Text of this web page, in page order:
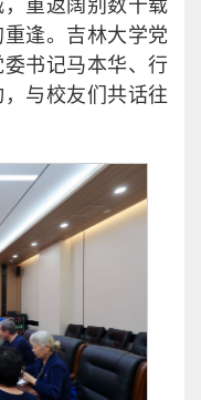
重返阔别数十载
逢。吉林大学党
书记马本华、行
与校友们共话往